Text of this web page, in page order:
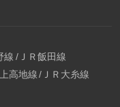
線 ＪＲ飯田線
高地線
ＪＲ大糸線